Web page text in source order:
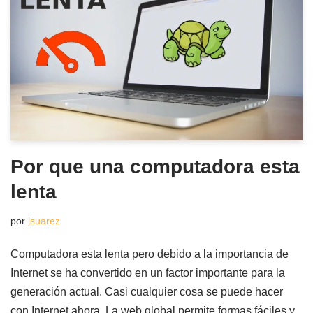
Por que una computadora esta
lenta
por jsuarez
Computadora esta lenta pero debido a la importancia de
Internet se ha convertido en un factor importante para la
generación actual. Casi cualquier cosa se puede hacer
con Internet ahora. La web global permite formas fáciles y